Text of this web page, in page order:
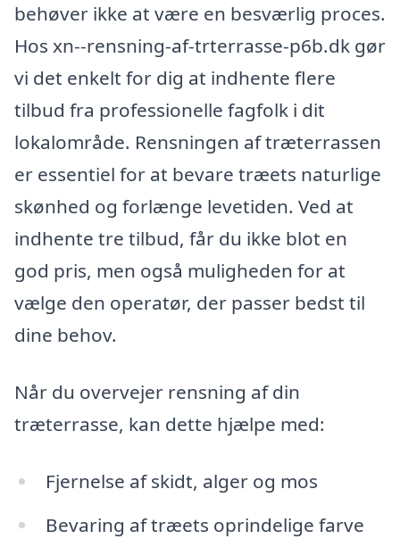
behøver ikke at være en besværlig proces.
Hos xn--rensning-af-trterrasse-p6b.dk gør
vi det enkelt for dig at indhente flere
tilbud fra professionelle fagfolk i dit
lokalområde. Rensningen af træterrassen
er essentiel for at bevare træets naturlige
skønhed og forlænge levetiden. Ved at
indhente tre tilbud, får du ikke blot en
god pris, men også muligheden for at
vælge den operatør, der passer bedst til
dine behov.
Når du overvejer rensning af din
træterrasse, kan dette hjælpe med:
Fjernelse af skidt, alger og mos
Bevaring af træets oprindelige farve